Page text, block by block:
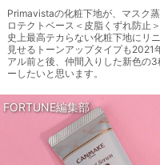
Primavistaの化粧下地が、マスク
ロテクトベース＜皮脂くずれ防止
史上最高テカらない化粧下地にリ
見せるトーンアップタイプも
アル前と後、仲間入りした新色の
ーしたいと思います。
FORTUNE編集部